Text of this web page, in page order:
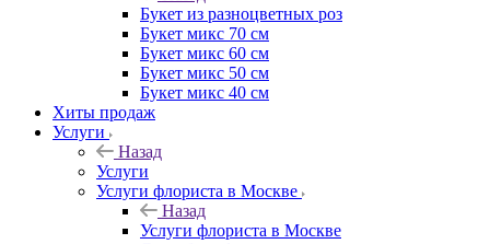
Букет из разноцветных роз
Букет микс 70 см
Букет микс 60 см
Букет микс 50 см
Букет микс 40 см
Хиты продаж
Услуги
Назад
Услуги
Услуги флориста в Москве
Назад
Услуги флориста в Москве